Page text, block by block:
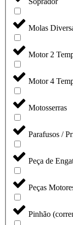
Molas
Motor 2
Motor 4
Motosserras
Parafusos /
Peça de
Peças
Pinhão